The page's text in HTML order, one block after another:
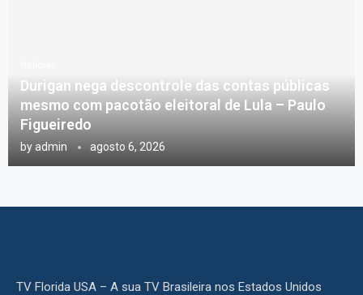
Durigan nega descontrole das contas públicas
mesmo com pacotão eleitoral de Lula – Paulo
Figueiredo
by admin agosto 6, 2026
TV Florida USA – A sua TV Brasileira nos Estados Unidos